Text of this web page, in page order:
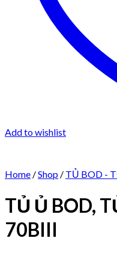
Add to wishlist
Home /Shop / TỦ BOD -
TỦ Ủ BOD,
70BIII